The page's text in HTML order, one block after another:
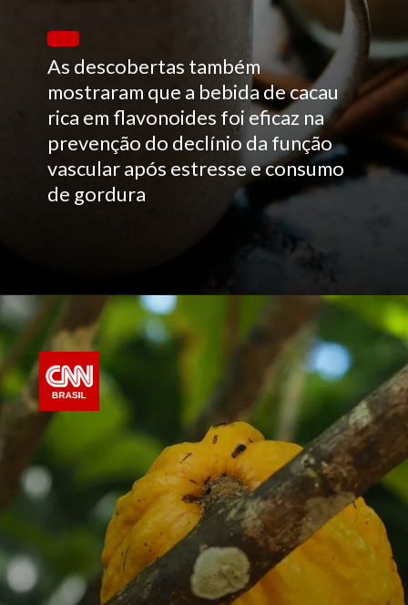
As descobertas também
mostraram que a bebida de cacau
rica em flavonoides foi eficaz na
prevenção do declínio da função
vascular após estresse e consumo
de gordura